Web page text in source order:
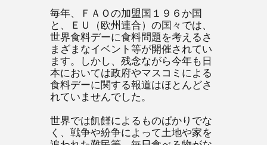
毎年、ＦＡＯの加盟国１９６か国
と、ＥＵ（欧州連合）の国々では、
世界食料デーに食料問題を考えるさ
まざまなイベント等が開催されてい
ます。しかし、残念ながら今年も日
本においては政府やマスコミによる
食料デーに関する報道はほとんどさ
れていませんでした。
世界では飢饉によるものばかりでな
く、戦争や紛争によって土地や家を